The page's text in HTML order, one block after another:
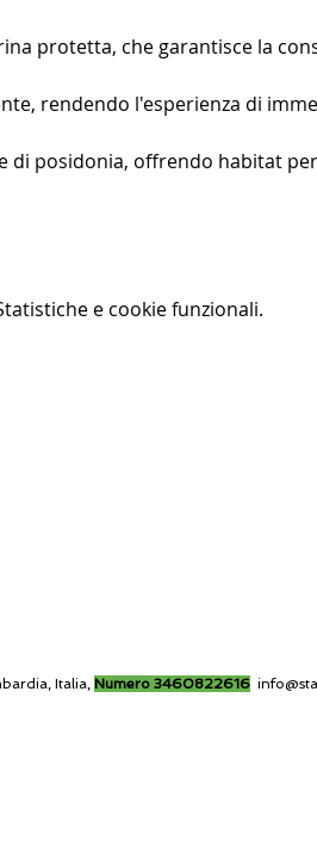
protetta, che garantisce la
rendendo l'esperienza di
di posidonia, offrendo habitat
e cookie funzionali.
Italia, Numero 3460822616